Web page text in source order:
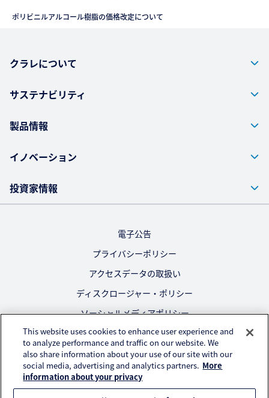
ポリビニルアルコール樹脂の価格改定について
クラレについて
サステナビリティ
製品情報
イノベーション
投資家情報
電子公告
プライバシーポリシー
アクセスデータの取扱い
ディスクロージャー・ポリシー
ソーシャルメディアポリシー
ご利用にあたって
公式SNS
This website uses cookies to enhance user experience and
to analyze performance and traffic on our website. We
also share information about your use of our site with our
social media, advertising and analytics partners. More
information about your privacy